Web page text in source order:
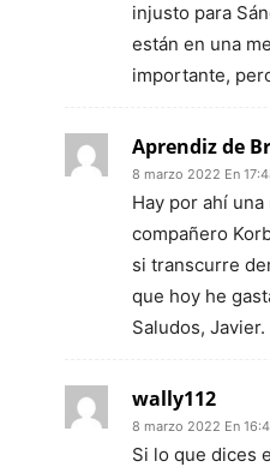
injusto para
están en una
importante,
Aprendiz de
8 marzo 2022 En
Hay por ahí
compañero
si transcurre
que hoy he
Saludos, Javier.
wally112
8 marzo 2022 En
Si lo que dices